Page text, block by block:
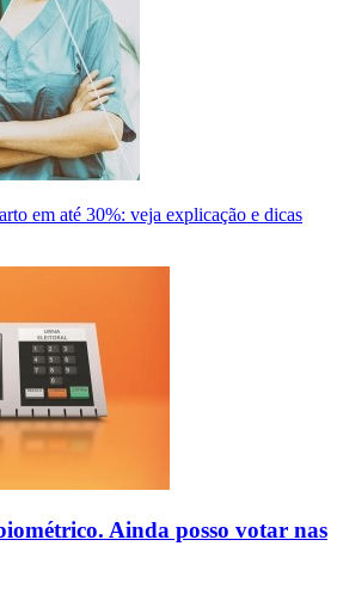
em até 30%: veja explicação e dicas
Ainda posso votar nas